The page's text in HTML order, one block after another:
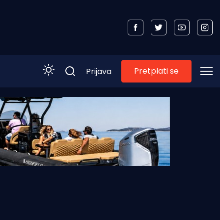
Prijava Pretplati se